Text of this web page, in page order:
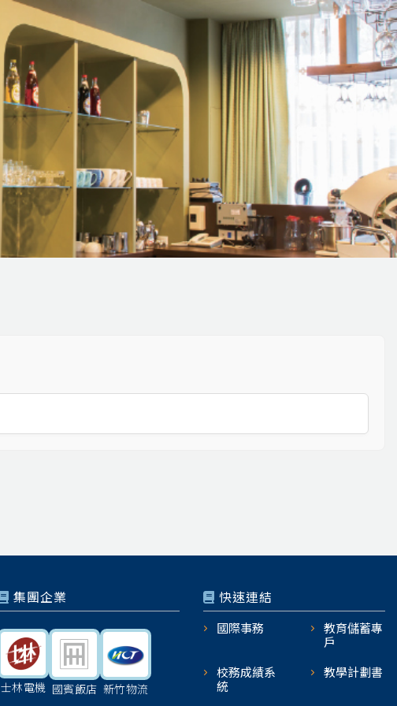
集團企業
士林電機 國賓飯店 新竹物流
快速連結
國際事務
教育儲蓄專
戶
校務成績系
統
教學計劃書